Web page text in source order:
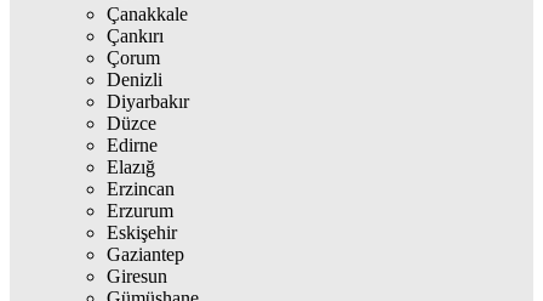
Çanakkale
Çankırı
Çorum
Denizli
Diyarbakır
Düzce
Edirne
Elazığ
Erzincan
Erzurum
Eskişehir
Gaziantep
Giresun